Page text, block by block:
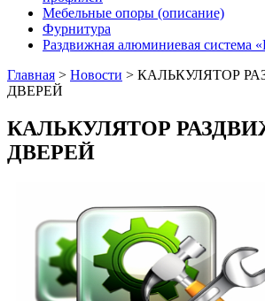
Мебельные опоры (описание)
Фурнитура
Раздвижная алюминиевая
Главная > Новости > КАЛЬКУЛЯТОР
ДВЕРЕЙ
КАЛЬКУЛЯТОР
ДВЕРЕЙ